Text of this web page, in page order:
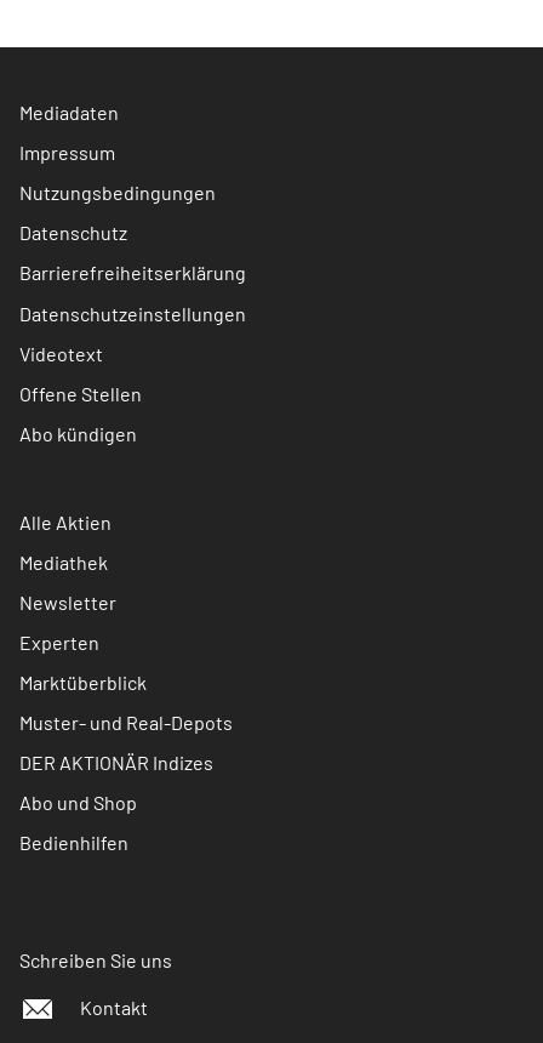
Mediadaten
Impressum
Nutzungsbedingungen
Datenschutz
Barrierefreiheitserklärung
Datenschutzeinstellungen
Videotext
Offene Stellen
Abo kündigen
Alle Aktien
Mediathek
Newsletter
Experten
Marktüberblick
Muster- und Real-Depots
DER AKTIONÄR Indizes
Abo und Shop
Bedienhilfen
Schreiben Sie uns
Kontakt